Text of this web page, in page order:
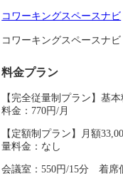
コワーキングスペースナビ
コワーキングスペースナビ
料金プラン
【完全従量制プラン】
料金：770円/月
【定額制プラン】月額
量料金：なし
会議室：550円/15分 着席